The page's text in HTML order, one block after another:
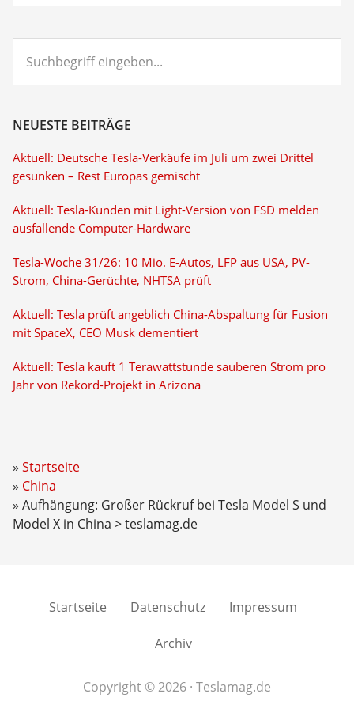
eingeben...
NEUESTE BEITRÄGE
Aktuell: Deutsche Tesla-Verkäufe im Juli um zwei Drittel
gesunken – Rest Europas gemischt
Aktuell: Tesla-Kunden mit Light-Version von FSD melden
ausfallende Computer-Hardware
Tesla-Woche 31/26: 10 Mio. E-Autos, LFP aus USA, PV-
Strom, China-Gerüchte, NHTSA prüft
Aktuell: Tesla prüft angeblich China-Abspaltung für Fusion
mit SpaceX, CEO Musk dementiert
Aktuell: Tesla kauft 1 Terawattstunde sauberen Strom pro
Jahr von Rekord-Projekt in Arizona
Startseite
China
Aufhängung: Großer Rückruf bei Tesla Model S und
Model X in China > teslamag.de
Startseite Datenschutz Impressum
Archiv
Copyright © 2026 · Teslamag.de